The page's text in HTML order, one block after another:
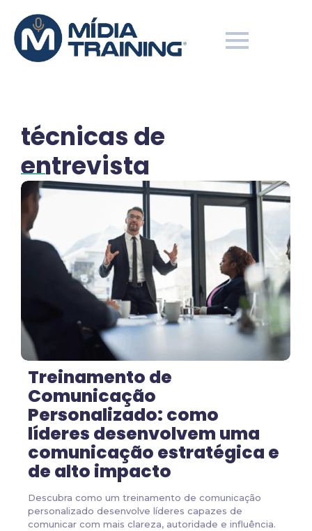
técnicas de
entrevista
Treinamento de
Comunicação
Personalizado: como
líderes desenvolvem uma
comunicação estratégica e
de alto impacto
Descubra como um treinamento de comunicação
personalizado desenvolve líderes capazes de
comunicar com mais clareza, autoridade e influência.